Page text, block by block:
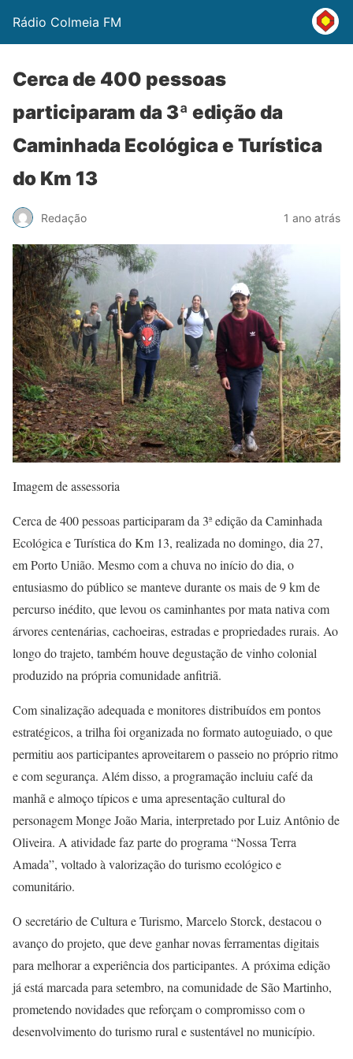
Rádio Colmeia FM
Cerca de 400 pessoas
participaram da 3ª edição da
Caminhada Ecológica e Turística
do Km 13
Redação 1 ano atrás
Imagem de assessoria
Cerca de 400 pessoas participaram da 3ª edição da Caminhada
Ecológica e Turística do Km 13, realizada no domingo, dia 27,
em Porto União. Mesmo com a chuva no início do dia, o
entusiasmo do público se manteve durante os mais de 9 km de
percurso inédito, que levou os caminhantes por mata nativa com
árvores centenárias, cachoeiras, estradas e propriedades rurais. Ao
longo do trajeto, também houve degustação de vinho colonial
produzido na própria comunidade anfitriã.
Com sinalização adequada e monitores distribuídos em pontos
estratégicos, a trilha foi organizada no formato autoguiado, o que
permitiu aos participantes aproveitarem o passeio no próprio ritmo
e com segurança. Além disso, a programação incluiu café da
manhã e almoço típicos e uma apresentação cultural do
personagem Monge João Maria, interpretado por Luiz Antônio de
Oliveira. A atividade faz parte do programa “Nossa Terra
Amada”, voltado à valorização do turismo ecológico e
comunitário.
O secretário de Cultura e Turismo, Marcelo Storck, destacou o
avanço do projeto, que deve ganhar novas ferramentas digitais
para melhorar a experiência dos participantes. A próxima edição
já está marcada para setembro, na comunidade de São Martinho,
prometendo novidades que reforçam o compromisso com o
desenvolvimento do turismo rural e sustentável no município.